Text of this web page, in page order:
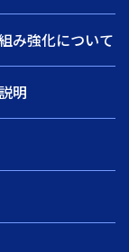
み強化について
明